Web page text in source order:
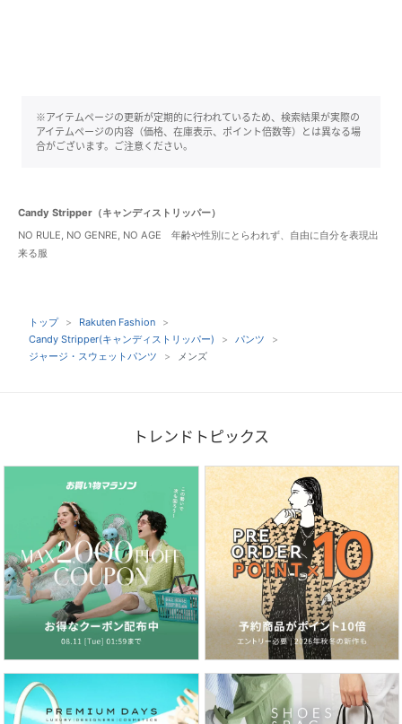
※アイテムページの更新が定期的に行われているため、検索結果が実際の
アイテムページの内容（価格、在庫表示、ポイント倍数等）とは異なる場
合がございます。ご注意ください。
Candy Stripper（キャンディストリッパー）
NO RULE, NO GENRE, NO AGE 年齢や性別にとらわれず、自由に自分を表現出
来る服
トップ
Rakuten Fashion
Candy Stripper(キャンディストリッパー)
パンツ
ジャージ・スウェットパンツ
メンズ
トレンドトピックス